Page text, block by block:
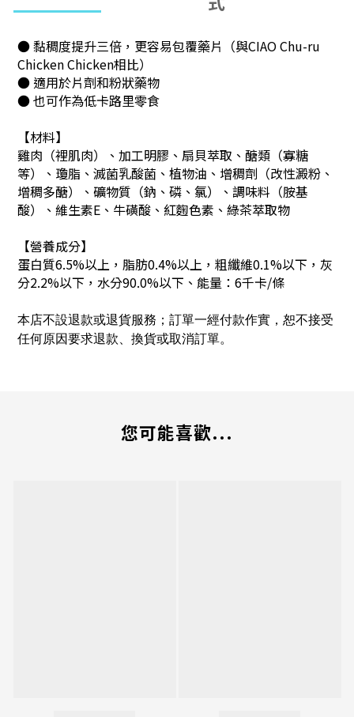
● 黏稠度提升三倍，更容易包覆藥片（與CIAO Chu-ru
Chicken Chicken相比）
● 適用於片劑和粉狀藥物
● 也可作為低卡路里零食
【材料】
雞肉（裡肌肉）、加工明膠、扇貝萃取、醣類（寡糖
等）、瓊脂、滅菌乳酸菌、植物油、增稠劑（改性澱粉、
增稠多醣）、礦物質（鈉、磷、氯）、調味料（胺基
酸）、維生素E、牛磺酸、紅麴色素、綠茶萃取物
【營養成分】
蛋白質6.5%以上，脂肪0.4%以上，粗纖維0.1%以下，灰
分2.2%以下，水分90.0%以下、 能量：6千卡/條
本店不設退款或退貨服務；訂單一經付款作實，恕不接受
任何原因要求退款、換貨或取消訂單。
您可能喜歡...